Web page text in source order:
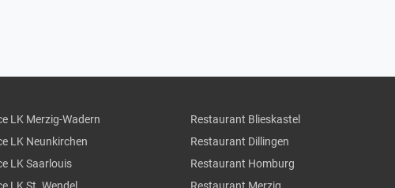
LK Merzig-Wadern
LK Neunkirchen
LK Saarlouis
Restaurant Blieskastel
Restaurant Dillingen
Restaurant Homburg